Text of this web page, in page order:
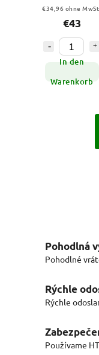
€34,96 ohne
€43
In den
Warenkorb
Pohodlná
Pohodlné
Rýchle
Rýchle
Používame